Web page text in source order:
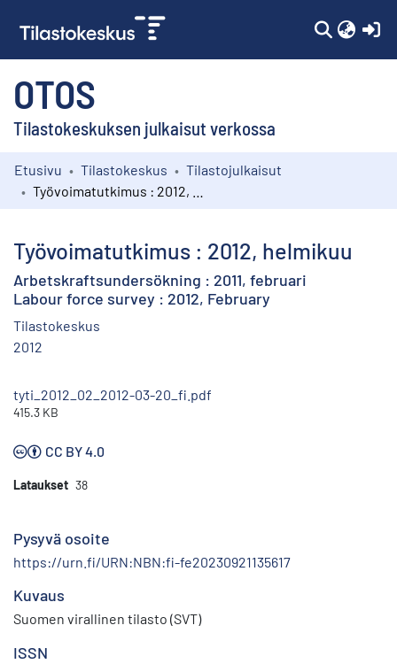
OTOS
Tilastokeskuksen julkaisut verkossa
Kokoelmat
Etusivu Tilastokeskus
Tilastojulkaisut
Työvoimatutkimus : 2012, helmikuu
Arbetskraftsundersökning : 2011, februari
Labour force survey : 2012, February
Tilastokeskus
2012
tyti_2012_02_2012-03-20_fi.pdf
415.3 KB
CC BY 4.0
Lataukset 38
Pysyvä osoite
https://urn.fi/URN:NBN:fi-fe20230921135617
Kuvaus
Suomen virallinen tilasto (SVT)
ISSN